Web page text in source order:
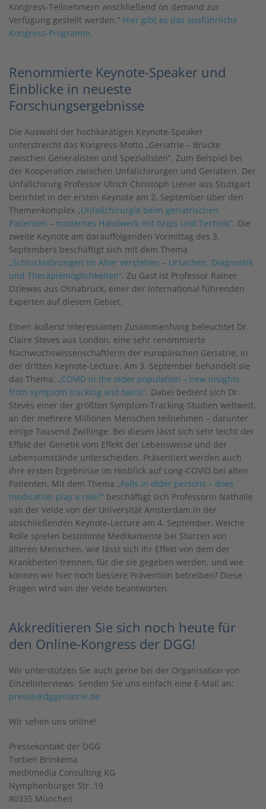
Kongress-Teilnehmern anschließend on demand zur
Verfügung gestellt werden.” Hier gibt es das ausführliche
Kongress-Programm.
Renommierte Keynote-Speaker und
Einblicke in neueste
Forschungsergebnisse
Die Auswahl der hochkarätigen Keynote-Speaker
unterstreicht das Kongress-Motto „Geriatrie – Brücke
zwischen Generalisten und Spezialisten“. Zum Beispiel bei
der Kooperation zwischen Unfallchirurgen und Geriatern. Der
Unfallchirurg Professor Ulrich Christoph Liener aus Stuttgart
berichtet in der ersten Keynote am 2. September über den
Themenkomplex „Unfallchirurgie beim geriatrischen
Patienten – modernes Handwerk mit Grips und Technik“. Die
zweite Keynote am darauffolgenden Vormittag des 3.
Septembers beschäftigt sich mit dem Thema
„Schluckstörungen im Alter verstehen – Ursachen, Diagnostik
und Therapiemöglichkeiten“. Zu Gast ist Professor Rainer
Dziewas aus Osnabrück, einer der international führenden
Experten auf diesem Gebiet.
Einen äußerst interessanten Zusammenhang beleuchtet Dr.
Claire Steves aus London, eine sehr renommierte
Nachwuchswissenschaftlerin der europäischen Geriatrie, in
der dritten Keynote-Lecture. Am 3. September behandelt sie
das Thema: „COVID in the older population – new insights
from symptom tracking and twins”. Dabei bedient sich Dr.
Steves einer der größten Symptom-Tracking-Studien weltweit,
an der mehrere Millionen Menschen teilnehmen – darunter
einige Tausend Zwillinge. Bei diesen lässt sich sehr leicht der
Effekt der Genetik vom Effekt der Lebensweise und der
Lebensumstände unterscheiden. Präsentiert werden auch
ihre ersten Ergebnisse im Hinblick auf Long-COVID bei alten
Patienten. Mit dem Thema „Falls in older persons – does
medication play a role?“ beschäftigt sich Professorin Nathalie
van der Velde von der Universität Amsterdam in der
abschließenden Keynote-Lecture am 4. September. Welche
Rolle spielen bestimmte Medikamente bei Stürzen von
älteren Menschen, wie lässt sich ihr Effekt von dem der
Krankheiten trennen, für die sie gegeben werden, und wie
können wir hier noch bessere Prävention betreiben? Diese
Fragen wird van der Velde beantworten.
Akkreditieren Sie sich noch heute für
den Online-Kongress der DGG!
Wir unterstützen Sie auch gerne bei der Organisation von
Einzelinterviews. Senden Sie uns einfach eine E-Mail an:
presse@dggeriatrie.de
Wir sehen uns online!
Pressekontakt der DGG
Torben Brinkema
medXmedia Consulting KG
Nymphenburger Str. 19
80335 München